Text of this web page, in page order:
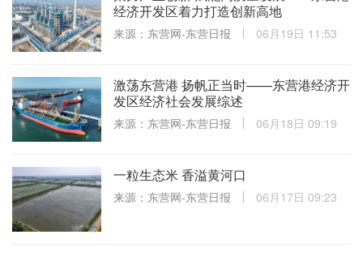
经济开发区着力打造创新高地
来源：东营网-东营日报 06月19日 11:53
激荡东营港 扬帆正当时——东营港经济开
发区经济社会发展综述
来源：东营网-东营日报 06月18日 09:19
一粒生态米 香溢黄河口
来源：东营网-东营日报 06月17日 09:23